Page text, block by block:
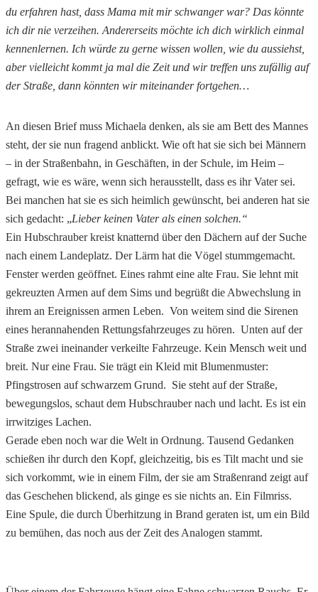
du erfahren hast, dass Mama mit mir schwanger war? Das könnte
ich dir nie verzeihen. Andererseits möchte ich dich wirklich einmal
kennenlernen. Ich würde zu gerne wissen wollen, wie du aussiehst,
aber vielleicht kommt ja mal die Zeit und wir treffen uns zufällig auf
der Straße, dann könnten wir miteinander fortgehen…
An diesen Brief muss Michaela denken, als sie am Bett des Mannes
steht, der sie nun fragend anblickt. Wie oft hat sie sich bei Männern
– in der Straßenbahn, in Geschäften, in der Schule, im Heim –
gefragt, wie es wäre, wenn sich herausstellt, dass es ihr Vater sei.
Bei manchen hat sie es sich heimlich gewünscht, bei anderen hat sie
sich gedacht: „Lieber keinen Vater als einen solchen.“
Ein Hubschrauber kreist knatternd über den Dächern auf der Suche
nach einem Landeplatz. Der Lärm hat die Vögel stummgemacht.
Fenster werden geöffnet. Eines rahmt eine alte Frau. Sie lehnt mit
gekreuzten Armen auf dem Sims und begrüßt die Abwechslung in
ihrem an Ereignissen armen Leben. Von weitem sind die Sirenen
eines herannahenden Rettungsfahrzeuges zu hören. Unten auf der
Straße zwei ineinander verkeilte Fahrzeuge. Kein Mensch weit und
breit. Nur eine Frau. Sie trägt ein Kleid mit Blumenmuster:
Pfingstrosen auf schwarzem Grund. Sie steht auf der Straße,
bewegungslos, schaut dem Hubschrauber nach und lacht. Es ist ein
irrwitziges Lachen.
Gerade eben noch war die Welt in Ordnung. Tausend Gedanken
schießen ihr durch den Kopf, gleichzeitig, bis es Tilt macht und sie
sich vorkommt, wie in einem Film, der sie am Straßenrand zeigt auf
das Geschehen blickend, als ginge es sie nichts an. Ein Filmriss.
Eine Spule, die durch Überhitzung in Brand geraten ist, um ein Bild
zu bemühen, das noch aus der Zeit des Analogen stammt.